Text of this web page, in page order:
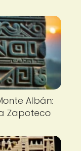
Albán:
Zapoteco